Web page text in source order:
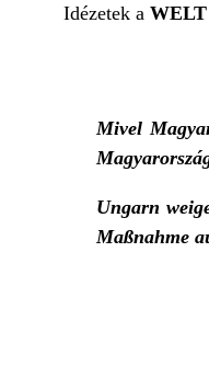
Idézetek a WELT
Mivel
Ungarn
Maßnahme